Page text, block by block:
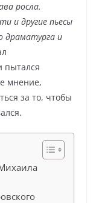
росла.
и другие пьесы
драматурга и
пытался
мнение,
за то, чтобы